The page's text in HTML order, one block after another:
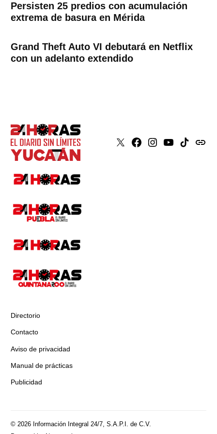
Persisten 25 predios con acumulación
extrema de basura en Mérida
Grand Theft Auto VI debutará en Netflix
con un adelanto extendido
X Faceboook
Instagram
YoutubeTiktokissuu
Directorio
Contacto
Aviso de privacidad
Manual de prácticas
Publicidad
© 2026 Información Integral 24/7, S.A.P.I. de C.V.